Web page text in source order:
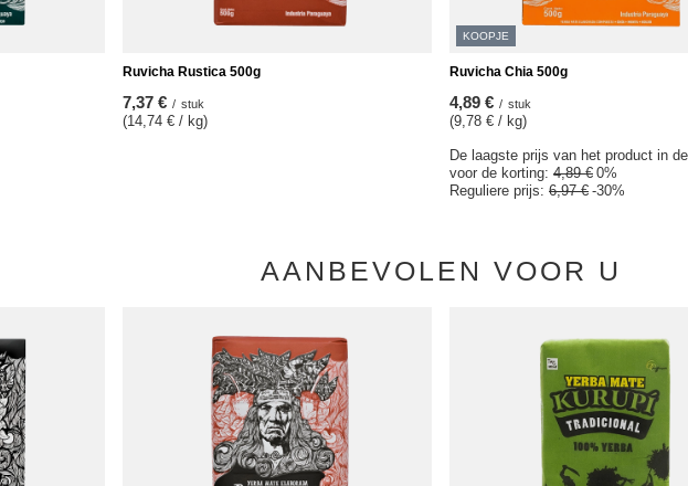
Ruvicha Rustica 500g
7,37 € / stuk
(14,74 € / kg)
KOOPJE
Ruvicha Chia 500g
4,89 € / stuk
(9,78 € / kg)
De laagste prijs van het product in
voor de korting: 4,89 € 0%
Reguliere prijs: 6,97 € -30%
AANBEVOLEN VOOR U